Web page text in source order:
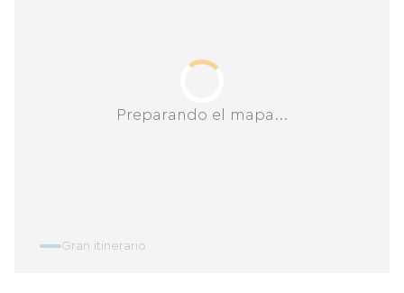
Preparando el mapa...
Gran itinerario